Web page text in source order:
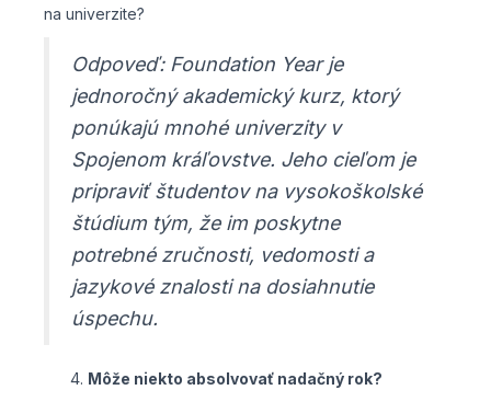
na univerzite?
Odpoveď: Foundation Year je
jednoročný akademický kurz, ktorý
ponúkajú mnohé univerzity v
Spojenom kráľovstve. Jeho cieľom je
pripraviť študentov na vysokoškolské
štúdium tým, že im poskytne
potrebné zručnosti, vedomosti a
jazykové znalosti na dosiahnutie
úspechu.
Môže niekto absolvovať nadačný rok?